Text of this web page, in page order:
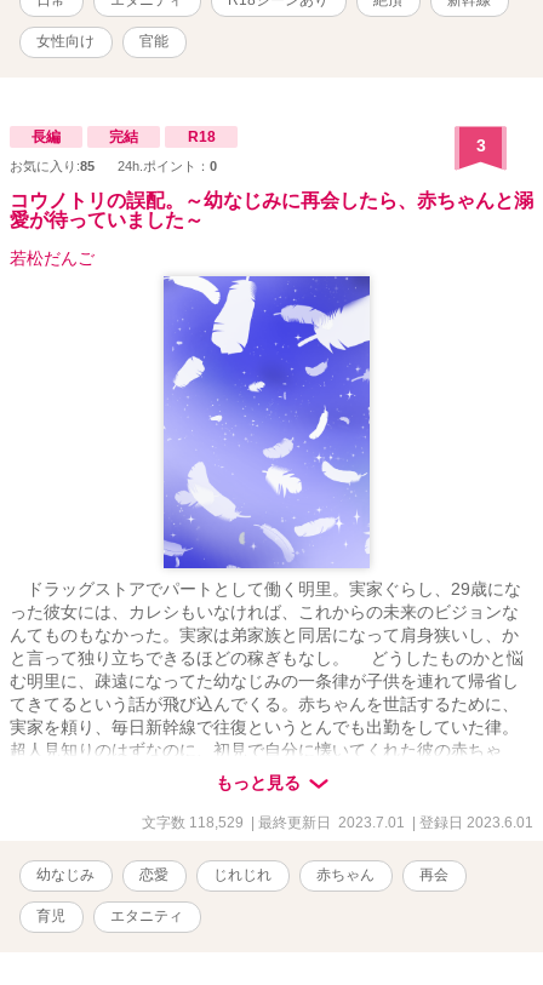
女性向け 官能
長編 完結 R18
お気に入り:85 24h.ポイント： 0
3
コウノトリの誤配。～幼なじみに再会したら、赤ちゃんと溺
愛が待っていました～
若松だんご
ドラッグストアでパートとして働く明里。実家ぐらし、29歳にな
った彼女には、カレシもいなければ、これからの未来のビジョンな
んてものもなかった。実家は弟家族と同居になって肩身狭いし、か
と言って独り立ちできるほどの稼ぎもなし。 どうしたものかと悩
む明里に、疎遠になってた幼なじみの一条律が子供を連れて帰省し
てきてるという話が飛び込んでくる。赤ちゃんを世話するために、
実家を頼り、毎日新幹線で往復というとんでも出勤をしていた律。
超人見知りのはずなのに、初見で自分に懐いてくれた彼の赤ちゃ
ん、世那。 二人の惨状(？)に同情した明里は、持ち前の「超お節
介」を発動させる。 ――私、ベビーシッター引き受けようか、
と。 ついでに同居して、家事も引き受ける明里。お節介と、自分
将来のため、自立できる道を模索する予定だったのだけど。 簡単
に懐いてくれた世那くん。なら、シッターなんて楽勝でしょ？ そ
う思ったんだけど。 赤ちゃんのお世話ってこんなに大変なの？
SNSなんかで見る、キラキラ育児とは程遠い実情。世那くんはかわ
もっと見る
文字数 118,529 | 最終更新日 2023.7.01 | 登録日 2023.6.01
幼なじみ 恋愛 じれじれ 赤ちゃん 再会
育児 エタニティ